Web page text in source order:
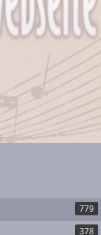
779
378